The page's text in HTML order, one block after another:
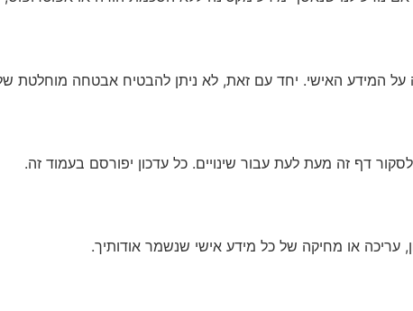
על המידע האישי. יחד עם זאת, לא ניתן להבטיח אבטחה
דף זה מעת לעת עבור שינויים. כל עדכון יפורסם בעמוד זה.
עריכה או מחיקה של כל מידע אישי שנשמר אודותיך.